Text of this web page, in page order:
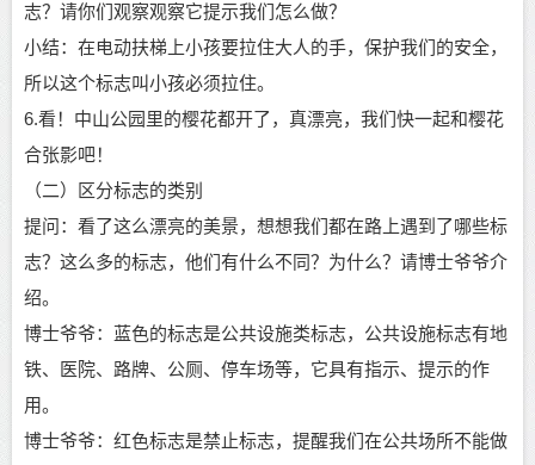
志？请你们观察观察它提示我们怎么做？
小结：在电动扶梯上小孩要拉住大人的手，保护我们的安全，
所以这个标志叫小孩必须拉住。
6.看！中山公园里的樱花都开了，真漂亮，我们快一起和樱花
合张影吧！
（二）区分标志的类别
提问：看了这么漂亮的美景，想想我们都在路上遇到了哪些标
志？这么多的标志，他们有什么不同？为什么？请博士爷爷介
绍。
博士爷爷：蓝色的标志是公共设施类标志，公共设施标志有地
铁、医院、路牌、公厕、停车场等，它具有指示、提示的作
用。
博士爷爷：红色标志是禁止标志，提醒我们在公共场所不能做